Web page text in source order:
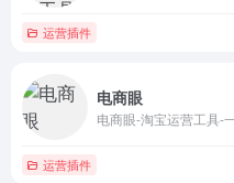
运营插件
电商眼
运营插件